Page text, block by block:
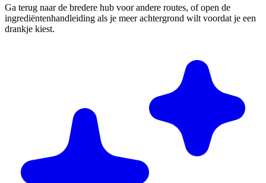
Ga terug naar de bredere hub voor andere routes, of open de
ingrediëntenhandleiding als je meer achtergrond wilt voordat je een
drankje kiest.